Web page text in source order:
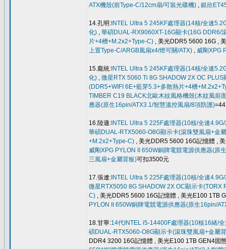
ATX機殼(前Type-C/12cm扇/可裝光碟機) , 銀欣
14.孔明: INTEL Ultra 5 245KF處理器(14核/全速
化) , 華碩DUAL-RX9060XT-16G顯卡(16G DDR6/
片+4槽+M.2x2+Type-C) , 美光DDR5 5600 16G ,
上置Type-C/ARGB風扇x4/燈可關/ATX) , 威剛XPG
15.龐統: INTEL Ultra 5 245KF處理器(14核/全速
化) , 微星RTX 5060 Ti 8G SHADOW 2X OC
(DDR5+WIFI 6E+藍芽5.3+多散熱片+4槽
TIMBER C19 BLACK北歐木紋風格機殼(木紋風前
應器(原生16pin/ATX3.1/智慧溫控風扇/8項防護)
16.陸遜: INTEL Ultra 5 225F處理器(10核/全速
華碩DUAL-RTX5060-O8G顯示卡(滾珠雙風扇+金
+M.2x2+Type-C) , 美光DDR5 5600 16G記憶體 ,
威剛XPG PYLON II 650W銅牌電競電源供應器(原
三風扇+金屬背板)可扣3500元
17.張遼: INTEL Ultra 5 225F處理器(10核/全速
微星RTX5050 8G SHADOW 2X OC顯示卡(TORX
C) , 美光DDR5 5600 16G記憶體 , 美光E100 1TB
PYLON II 650W銅牌電競電源供應器(原生16pin/
18.甘寧:14代INTEL i5-14400F處理器(10核16緒/
碩DUAL-RTX5060-O8G顯示卡(滾珠雙風扇+金屬
DDR4 3200 16G記憶體 , 美光E100 1TB GEN4固